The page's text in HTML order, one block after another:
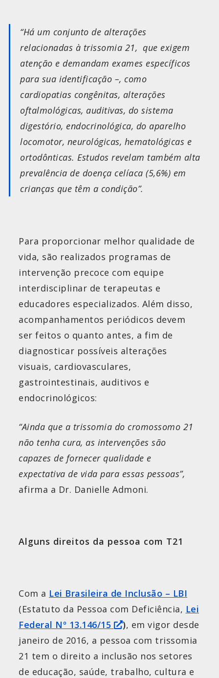
“Há um conjunto de alterações
relacionadas à trissomia 21, que exigem
atenção e demandam exames específicos
para sua identificação –, como
cardiopatias congênitas, alterações
oftalmológicas, auditivas, do sistema
digestório, endocrinológica, do aparelho
locomotor, neurológicas, hematológicas e
ortodônticas. Estudos revelam também alta
prevalência de doença celíaca (5,6%) em
crianças que têm a condição”.
Para proporcionar melhor qualidade de
vida, são realizados programas de
intervenção precoce com equipe
interdisciplinar de terapeutas e
educadores especializados. Além disso,
acompanhamentos periódicos devem
ser feitos o quanto antes, a fim de
diagnosticar possíveis alterações
visuais, cardiovasculares,
gastrointestinais, auditivos e
endocrinológicos:
“Ainda que a trissomia do cromossomo 21
não tenha cura, as intervenções são
capazes de fornecer qualidade e
expectativa de vida para essas pessoas”,
afirma a Dr. Danielle Admoni.
Alguns direitos da pessoa com T21
Com a Lei Brasileira de Inclusão – LBI
(Estatuto da Pessoa com Deficiência, Lei
Federal Nº 13.146/15
), em vigor desde
janeiro de 2016, a pessoa com trissomia
21 tem o direito a inclusão nos setores
de educação, saúde, trabalho, cultura e